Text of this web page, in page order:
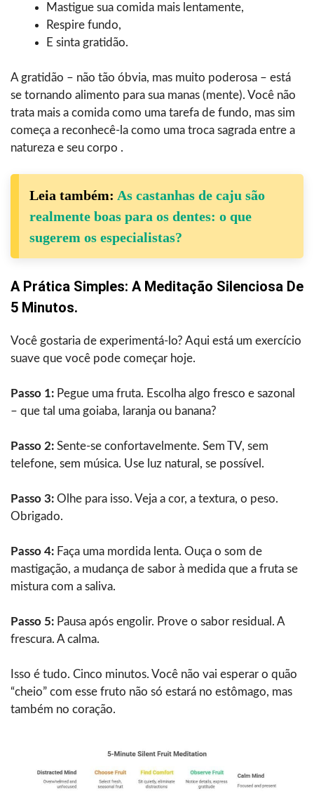
Mastigue sua comida mais lentamente,
Respire fundo,
E sinta gratidão.
A gratidão – não tão óbvia, mas muito poderosa – está
se tornando alimento para sua manas (mente). Você não
trata mais a comida como uma tarefa de fundo, mas sim
começa a reconhecê-la como uma troca sagrada entre a
natureza e seu corpo ‍‌‍‍‌‍‌‍‌.
Leia também: As castanhas de caju são
realmente boas para os dentes: o que
sugerem os especialistas?
A‍‌‍‍‌‍‌‍‍‌ Prática Simples: A Meditação Silenciosa De
5 Minutos.
Você gostaria de experimentá-lo? Aqui está um exercício
suave que você pode começar hoje.
Passo 1: Pegue uma fruta. Escolha algo fresco e sazonal
– que tal uma goiaba, laranja ou banana?
Passo 2: Sente-se confortavelmente. Sem TV, sem
telefone, sem música. Use luz natural, se possível.
Passo 3: Olhe para isso. Veja a cor, a textura, o peso.
Obrigado.
Passo 4: Faça uma mordida lenta. Ouça o som de
mastigação, a mudança de sabor à medida que a fruta se
mistura com a saliva.
Passo 5: Pausa após engolir. Prove o sabor residual. A
frescura. A calma.
Isso é tudo. Cinco minutos. Você não vai esperar o quão
“cheio” com esse fruto não só estará no estômago, mas
também no coração.